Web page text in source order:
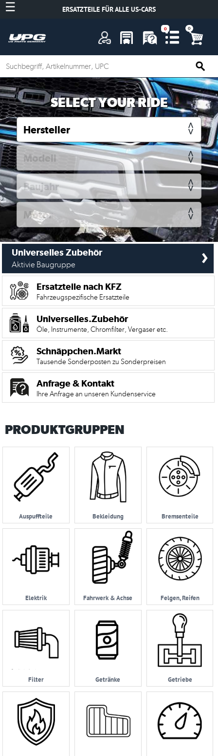
A
ERSATZTEILE FÜR ALLE US-CARS
Mein
Anmelden
Ersatzteilsuche
KFZ
Zubehör
Anfrage
Garage
|
Impressum
Zahlungsmöglichkeiten
Widerrufsbelehrung
Datenschutzerklärung
☰
SELECT YOUR RIDE
Universelles Zubehör
Aktivie Baugruppe ›
Ersatzteile nach KFZ
Fahrzeugspezifische Ersatzteile
Universelles.Zubehör
Öle, Instrumente, Chromfilter, Vergaser etc.
Schnäppchen.Markt
Tausende Sonderposten zu Sonderpreisen
Anfrage & Kontakt
Ihre Anfrage an unseren Kundenservice
PRODUKTGRUPPEN
Auspuffteile Bekleidung Bremsenteile
Elektrik Fahrwerk & Achse Felgen, Reifen
Filter Getränke Getriebe